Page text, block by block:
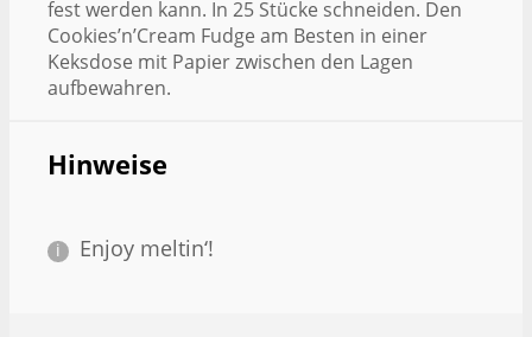
fest werden kann. In 25 Stücke schneiden. Den
Cookies’n’Cream Fudge am Besten in einer
Keksdose mit Papier zwischen den Lagen
aufbewahren.
Hinweise
Enjoy meltin‘!